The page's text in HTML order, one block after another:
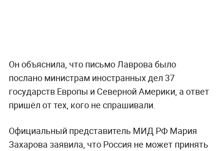
Он объяснила, что письмо Лаврова было
послано министрам иностранных дел 37
государств Европы и Северной Америки, а ответ
пришёл от тех, кого не спрашивали.
Официальный представитель МИД РФ Мария
Захарова заявила, что Россия не может принять